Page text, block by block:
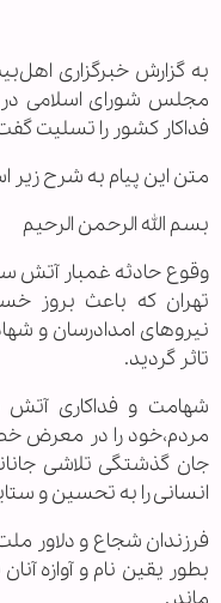
به گزارش خبرگزاری
مجلس شورای اسلامی
فداکار کشور را تسلیت
متن این پیام به شرح زیر
بسم الله الرحمن الرحیم
وقوع حادثه غمبار آتش
تهران که باعث بروز
نیروهای امدادرسان و
تاثر گردید.
شهامت و فداکاری آتش
مردم،خود را در معرض
جان گذشتگی تلاشی
انسانی را به تحسین و
فرزندان شجاع و دلاور
بطور یقین نام و آوازه